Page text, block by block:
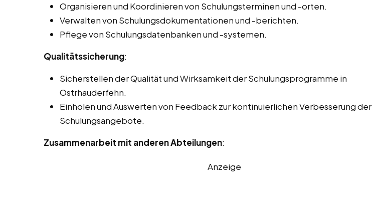
Organisieren und Koordinieren von Schulungsterminen und -orten.
Verwalten von Schulungsdokumentationen und -berichten.
Pflege von Schulungsdatenbanken und -systemen.
Qualitätssicherung:
Sicherstellen der Qualität und Wirksamkeit der Schulungsprogramme in
Ostrhauderfehn.
Einholen und Auswerten von Feedback zur kontinuierlichen Verbesserung der
Schulungsangebote.
Zusammenarbeit mit anderen Abteilungen:
Anzeige